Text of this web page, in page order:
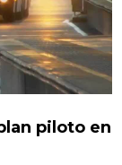
piloto en